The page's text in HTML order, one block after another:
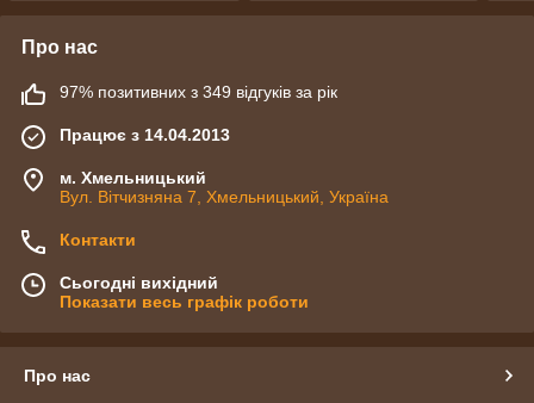
Про нас
97% позитивних з 349 відгуків за рік
Працює з 14.04.2013
м. Хмельницький
Вул. Вітчизняна 7, Хмельницький, Україна
Контакти
Сьогодні вихідний
Показати весь графік роботи
Про нас